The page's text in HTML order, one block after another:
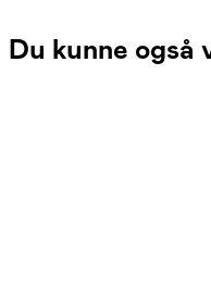
Du kunne